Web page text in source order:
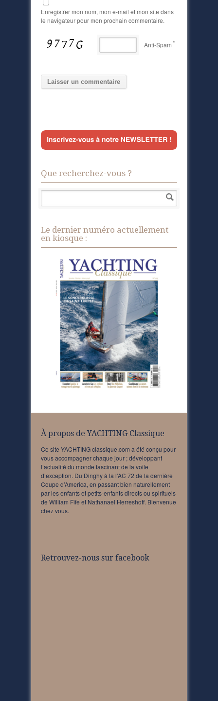
Enregistrer mon nom, mon e-mail et mon site dans
le navigateur pour mon prochain commentaire.
Anti-Spam*
Que recherchez-vous ?
Le dernier numéro actuellement
en kiosque :
À propos de YACHTING Classique
Ce site YACHTING classique.com a été conçu pour
vous accompagner chaque jour ; développant
l’actualité du monde fascinant de la voile
d’exception. Du Dinghy à la l’AC 72 de la dernière
Coupe d’America, en passant bien naturellement
par les enfants et petits-enfants directs ou spirituels
de William Fife et Nathanael Herreshoff. Bienvenue
chez vous.
Retrouvez-nous sur facebook